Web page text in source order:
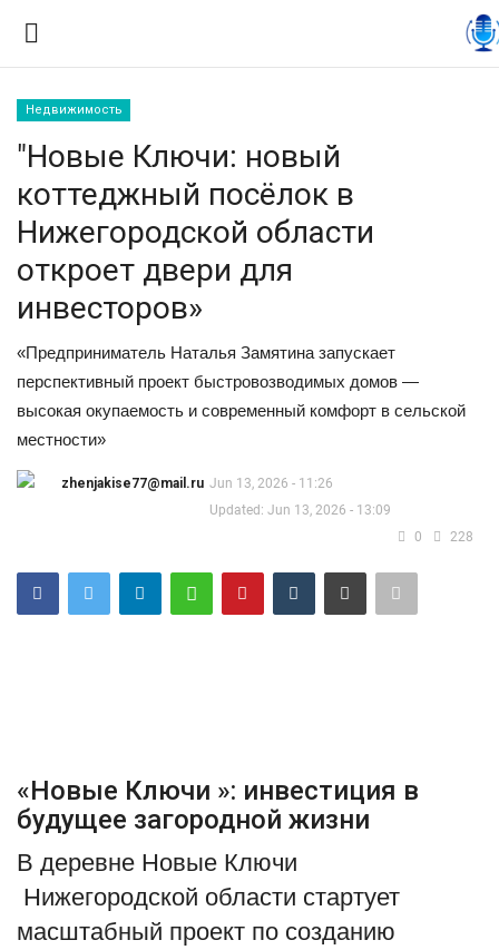
Контакты
Правила размещения
Политика
Экономика
Технологии
Спорт
Недвижимость
Шоу-бизнес
В мире
Россия
Недвижимость
"Новые Ключи: новый
коттеджный посёлок в
Нижегородской области
откроет двери для
инвесторов»
«Предприниматель Наталья Замятина запускает
перспективный проект быстровозводимых домов —
высокая окупаемость и современный комфорт в сельской
местности»
zhenjakise77@mail.ru Jun 13, 2026 - 11:26
Updated: Jun 13, 2026 - 13:09
0
228
«Новые Ключи »: инвестиция в
будущее загородной жизни
В деревне Новые Ключи
Нижегородской области стартует
масштабный проект по созданию